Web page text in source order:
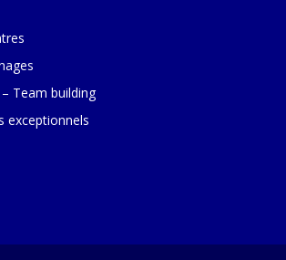
Team building
exceptionnels